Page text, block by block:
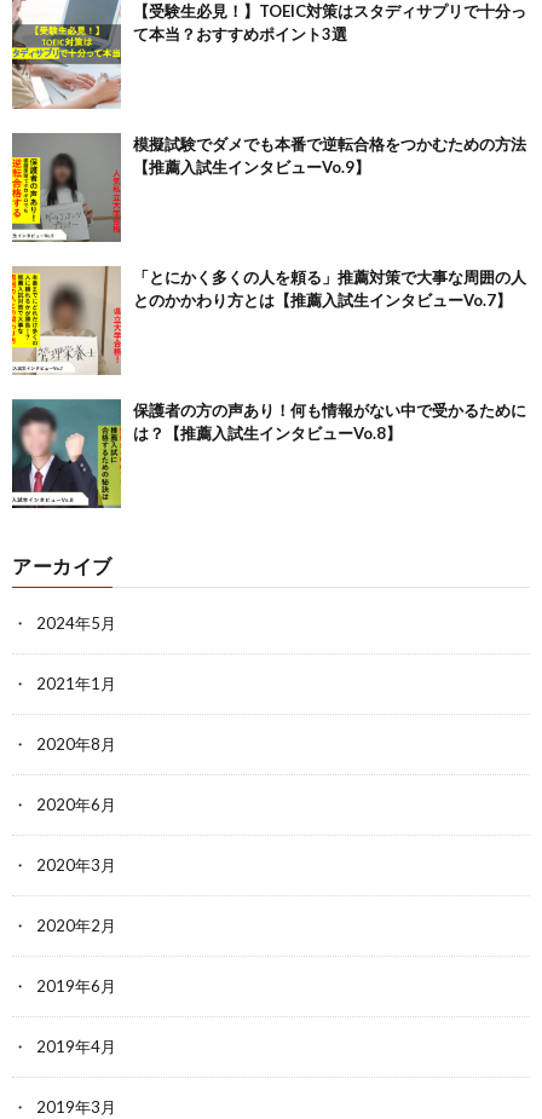
【受験生必見！】TOEIC対策はスタディサプリで十分っ
て本当？おすすめポイント3選
模擬試験でダメでも本番で逆転合格をつかむための方法
【推薦入試生インタビューVo.9】
「とにかく多くの人を頼る」推薦対策で大事な周囲の人
とのかかわり方とは【推薦入試生インタビューVo.7】
保護者の方の声あり！何も情報がない中で受かるために
は？【推薦入試生インタビューVo.8】
アーカイブ
2024年5月
2021年1月
2020年8月
2020年6月
2020年3月
2020年2月
2019年6月
2019年4月
2019年3月